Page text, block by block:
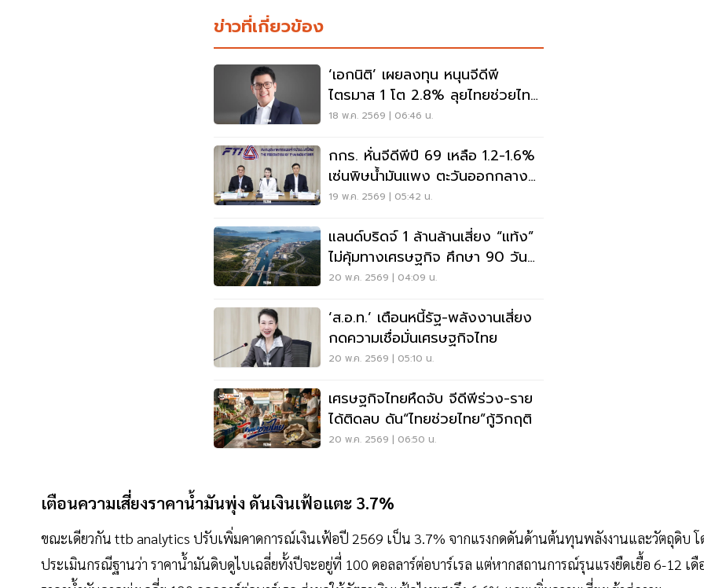
ข่าวที่เกี่ยวข้อง
‘เอกนิติ’ เผยลงทุน หนุนจีดีพี
ไตรมาส 1 โต 2.8% ลุยไทยช่วยไทย
พลัสพยุงกำลังซื้อ
18 พ.ค. 2569 | 06:46 น.
กกร. หั่นจีดีพีปี 69 เหลือ 1.2-1.6%
เซ่นพิษน้ำมันแพง ตะวันออกกลาง
ยังไม่จบ
19 พ.ค. 2569 | 05:42 น.
แลนด์บริดจ์ 1 ล้านล้านเสี่ยง “แท้ง”
ไม่คุ้มทางเศรษฐกิจ ศึกษา 90 วันชี้
ชะตา
20 พ.ค. 2569 | 04:09 น.
‘ส.อ.ท.’ เตือนหนี้รัฐ-พลังงานเสี่ยง
กดความเชื่อมั่นเศรษฐกิจไทย
20 พ.ค. 2569 | 05:10 น.
เศรษฐกิจไทยหืดจับ จีดีพีร่วง-ราย
ได้ติดลบ ดัน“ไทยช่วยไทย”กู้วิกฤติ
20 พ.ค. 2569 | 06:50 น.
เตือนความเสี่ยงราคาน้ำมันพุ่ง ดันเงินเฟ้อแตะ 3.7%
ขณะเดียวกัน ttb analytics ปรับเพิ่มคาดการณ์เงินเฟ้อปี 2569 เป็น 3.7% จากแรงกดดันด้านต้นทุนพลังงานและวัตถุดิบ โ
ประเมินกรณีฐานว่า ราคาน้ำมันดิบดูไบเฉลี่ยทั้งปีจะอยู่ที่ 100 ดอลลาร์ต่อบาร์เรล แต่หากสถานการณ์รุนแรงยืดเยื้อ 6-12 เดื